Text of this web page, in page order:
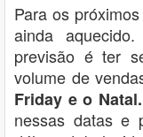
Para os
ainda
previsão é ter
volume de
Friday e o Natal.
nessas datas e